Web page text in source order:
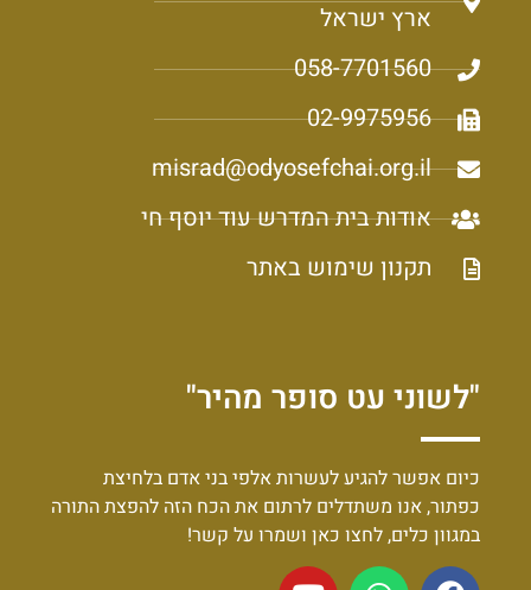
ארץ ישראל
058-7701560
02-9975956
misrad@odyosefchai.org.il
אודות בית המדרש עוד יוסף חי
תקנון שימוש באתר
"לשוני עט סופר מהיר"
כיום אפשר להגיע לעשרות אלפי בני אדם בלחיצת
כפתור, אנו משתדלים לרתום את הכח הזה להפצת התורה
במגוון כלים, לחצו כאן ושמרו על קשר!